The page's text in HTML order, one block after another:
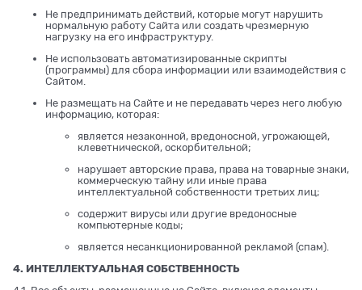
Не предпринимать действий, которые могут нарушить
нормальную работу Сайта или создать чрезмерную
нагрузку на его инфраструктуру.
Не использовать автоматизированные скрипты
(программы) для сбора информации или взаимодействия с
Сайтом.
Не размещать на Сайте и не передавать через него любую
информацию, которая:
является незаконной, вредоносной, угрожающей,
клеветнической, оскорбительной;
нарушает авторские права, права на товарные знаки,
коммерческую тайну или иные права
интеллектуальной собственности третьих лиц;
содержит вирусы или другие вредоносные
компьютерные коды;
является несанкционированной рекламой (спам).
4. ИНТЕЛЛЕКТУАЛЬНАЯ СОБСТВЕННОСТЬ